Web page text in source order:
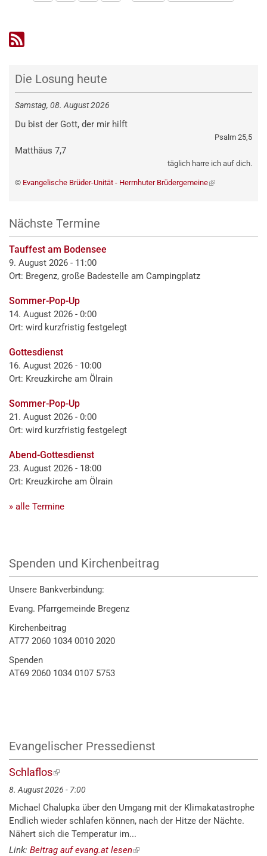
Die Losung heute
Samstag, 08. August 2026
Du bist der Gott, der mir hilft
Psalm 25,5
Matthäus 7,7
täglich harre ich auf dich.
© Evangelische Brüder-Unität - Herrnhuter Brüdergemeine(externer
Nächste Termine
Tauffest am Bodensee
9. August 2026 - 11:00
Ort: Bregenz, große Badestelle am Campingplatz
Sommer-Pop-Up
14. August 2026 - 0:00
Ort: wird kurzfristig festgelegt
Gottesdienst
16. August 2026 - 10:00
Ort: Kreuzkirche am Ölrain
Sommer-Pop-Up
21. August 2026 - 0:00
Ort: wird kurzfristig festgelegt
Abend-Gottesdienst
23. August 2026 - 18:00
Ort: Kreuzkirche am Ölrain
» alle Termine
Spenden und Kirchenbeitrag
Unsere Bankverbindung:
Evang. Pfarrgemeinde Bregenz
Kirchenbeitrag
AT77 2060 1034 0010 2020
Spenden
AT69 2060 1034 0107 5753
Evangelischer Pressedienst
Schlaflos(externer
Link)
8. August 2026 - 7:00
Michael Chalupka über den Umgang mit der Klimakatastrophe
Endlich wieder schlafen können, nach der Hitze der Nächte.
Nähert sich die Temperatur im...
Link: Beitrag auf evang.at lesen(externer